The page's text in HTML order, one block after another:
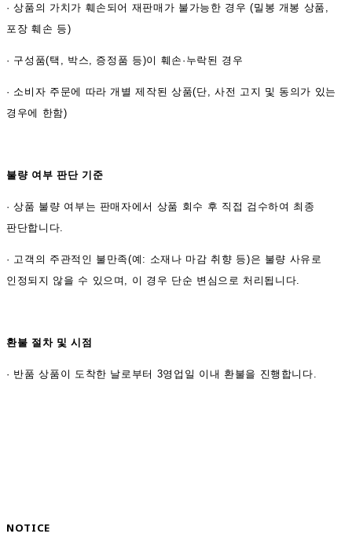
·상품의 가치가 훼손되어 재판매가 불가능한 경우 (밀봉 개봉 상품,
포장 훼손 등)
· 구성품(택, 박스, 증정품 등)이 훼손·누락된 경우
· 소비자 주문에 따라 개별 제작된 상품(단, 사전 고지 및 동의가 있는
경우에 한함)
불량 여부 판단 기준
·상품 불량 여부는 판매자에서 상품 회수 후 직접 검수하여 최종
판단합니다.
· 고객의 주관적인 불만족(예: 소재나 마감 취향 등)은 불량 사유로
인정되지 않을 수 있으며, 이 경우 단순 변심으로 처리됩니다.
환불 절차 및 시점
· 반품 상품이 도착한 날로부터 3영업일 이내 환불을 진행합니다.
NOTICE